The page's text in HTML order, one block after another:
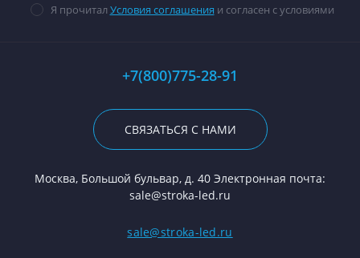
Я прочитал Условия соглашения и согласен с условиями
+7(800)775-28-91
СВЯЗАТЬСЯ С НАМИ
Москва, Большой бульвар, д. 40 Электронная почта:
sale@stroka-led.ru
sale@stroka-led.ru